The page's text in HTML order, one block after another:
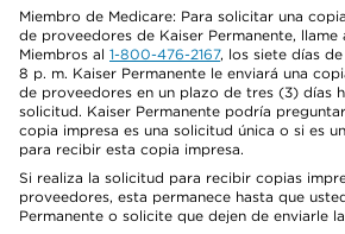
Miembro de Medicare: Para solicitar una
de proveedores de Kaiser Permanente, llame
Miembros al 1-800-476-2167, los siete días
8 p. m. Kaiser Permanente le enviará una
de proveedores en un plazo de tres (3) días
solicitud. Kaiser Permanente podría
copia impresa es una solicitud única o si es
para recibir esta copia impresa.
Si realiza la solicitud para recibir copias
proveedores, esta permanece hasta que
Permanente o solicite que dejen de enviarle